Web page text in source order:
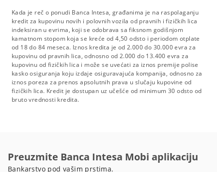
Kada je reč o ponudi Banca Intesa, građanima je na raspolaganju
kredit za kupovinu novih i polovnih vozila od pravnih i fizičkih lica
indeksiran u evrima, koji se odobrava sa fiksnom godišnjom
kamatnom stopom koja se kreće od 4,50 odsto i periodom otplate
od 18 do 84 meseca. Iznos kredita je od 2.000 do 30.000 evra za
kupovinu od pravnih lica, odnosno od 2.000 do 13.400 evra za
kupovinu od fizičkih lica i može se uvećati za iznos premije polise
kasko osiguranja koju izdaje osiguravajuća kompanija, odnosno za
iznos poreza za prenos apsolutnih prava u slučaju kupovine od
fizičkih lica. Kredit je dostupan uz učešće od minimum 30 odsto od
bruto vrednosti kredita.
Preuzmite Banca Intesa Mobi aplikaciju
Bankarstvo pod vašim prstima.